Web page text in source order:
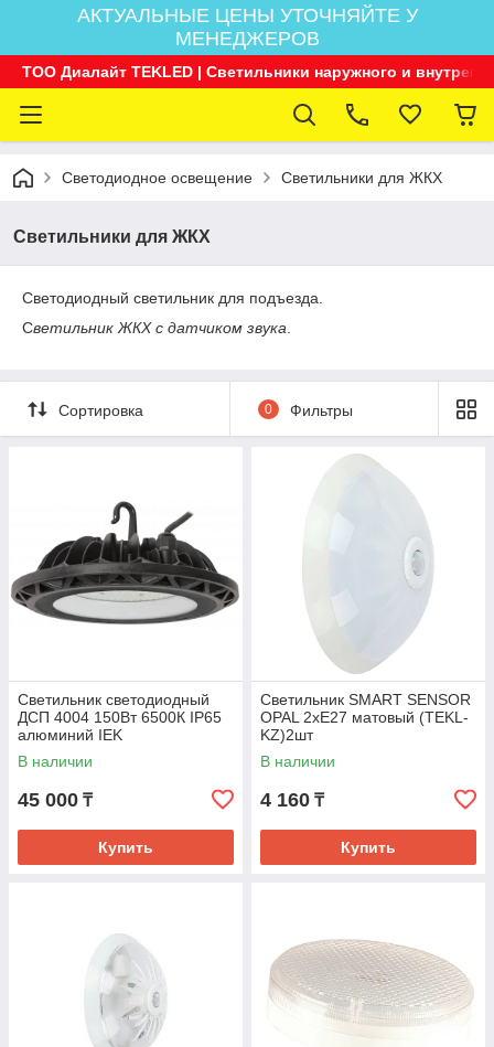
АКТУАЛЬНЫЕ ЦЕНЫ УТОЧНЯЙТЕ У
МЕНЕДЖЕРОВ
ТОО Диалайт TEKLED | Светильники наружного и
Светодиодное освещение Светильники для ЖКХ
Светильники для ЖКХ
Светодиодный светильник для подъезда.
Светильник ЖКХ с датчиком звука
Сортировка 0 Фильтры
Светильник светодиодный
ДСП 4004 150Вт 6500К IP65
алюминий IEK
В наличии
45 000 ₸
Купить
Светильник SMART SENSOR
OPAL 2xE27 матовый (TEKL-
KZ)2шт
В наличии
4 160 ₸
Купить